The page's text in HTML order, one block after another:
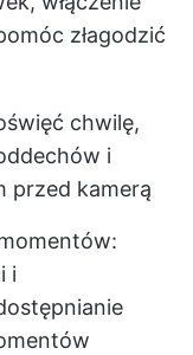
złagodzić
chwilę,
i
przed kamerą
i